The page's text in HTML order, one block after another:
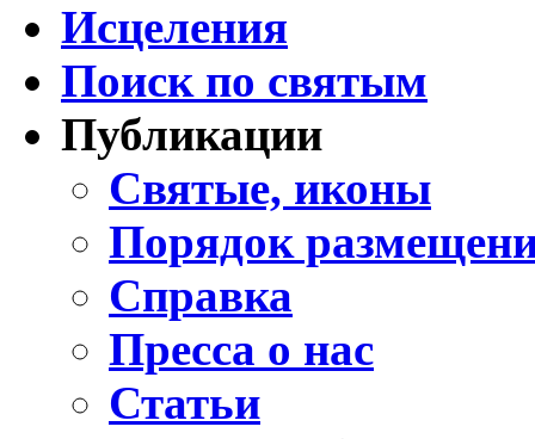
Исцеления
Поиск по святым
Публикации
Святые, иконы
Порядок
Справка
Пресса о нас
Статьи